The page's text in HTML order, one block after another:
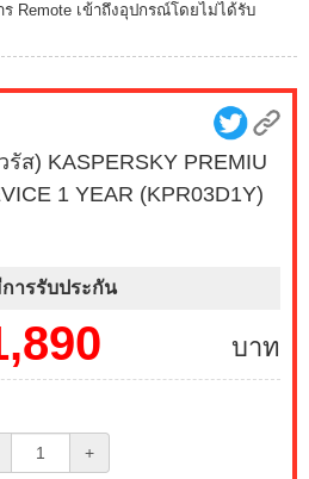
Remote เข้าถึงอุปกรณ์โดยไม่ได้รับ
ส) KASPERSKY PREMIU
1 YEAR (KPR03D1Y)
ารรับประกัน
บาท
+